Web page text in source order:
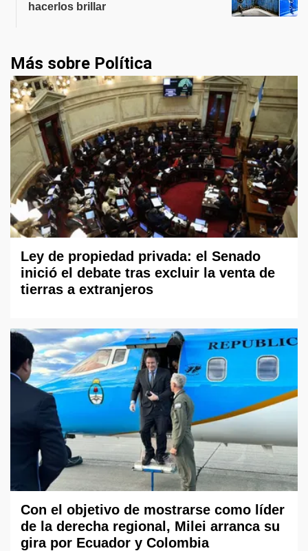
hacerlos brillar
Más sobre Política
Ley de propiedad privada: el Senado
inició el debate tras excluir la venta de
tierras a extranjeros
Con el objetivo de mostrarse como líder
de la derecha regional, Milei arranca su
gira por Ecuador y Colombia